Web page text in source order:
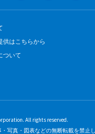
供はこちらから
ついて
All rights reserved.
写真・図表などの無断転載を禁止